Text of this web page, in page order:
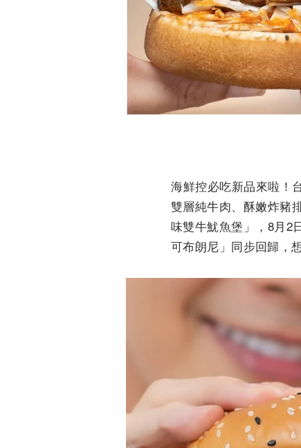
海鮮控必吃新品來啦！
雙層純牛肉、酥嫩炸豬
味雙牛魷魚堡」，8月2
可布朗尼」同步回歸，